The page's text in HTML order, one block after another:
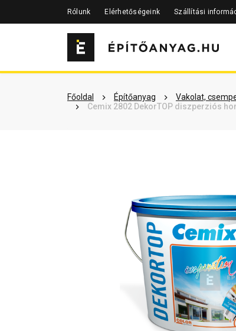
Rólunk Elérhetőségeink Szállítási
Főoldal Építőanyag Vakolat,
Cemix 2802 DekorTOP diszperziós
Szükséged lehet rá